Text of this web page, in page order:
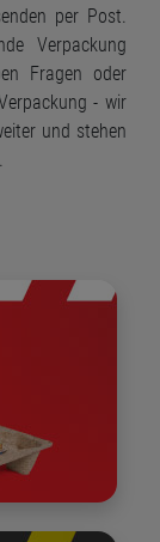
per Post.
Verpackung
Fragen oder
- wir
und stehen